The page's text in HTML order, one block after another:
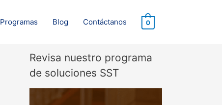
Programas Blog Contáctanos 0
Revisa nuestro programa
de soluciones SST